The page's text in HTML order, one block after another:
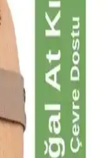
selülit ve şişlik
görünümde
Vegan ve Etkili
doğal içeriklerle selülit
kazandırır. Düzenli
Fırçası ile Cilt